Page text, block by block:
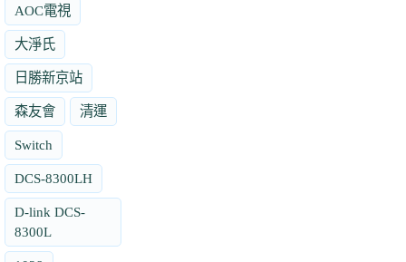
AOC電視
大淨氏
日勝新京站
森友會 清運
Switch
DCS-8300LH
D-link DCS-
8300L